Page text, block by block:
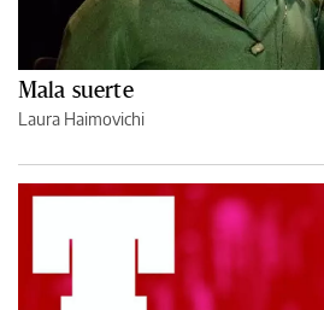
Mala suerte
Laura Haimovichi